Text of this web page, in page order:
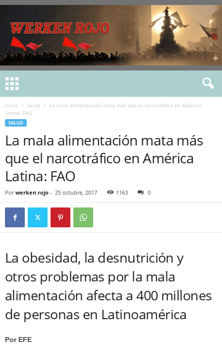
Inicio Salud
La mala alimentación mata más que el narcotráfico en América
Latina: FAO
SALUD
La mala alimentación mata más
que el narcotráfico en América
Latina: FAO
Por werken rojo - 25 octubre, 2017 1163 0
La obesidad, la desnutrición y
otros problemas por la mala
alimentación afecta a 400 millones
de personas en Latinoamérica
Por EFE